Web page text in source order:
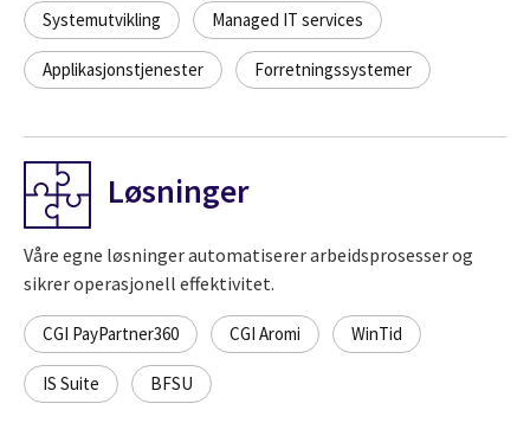
Systemutvikling Managed IT services
Applikasjonstjenester Forretningssystemer
Løsninger
Våre egne løsninger automatiserer arbeidsprosesser og
sikrer operasjonell effektivitet.
CGI PayPartner360 CGI Aromi WinTid
IS Suite BFSU